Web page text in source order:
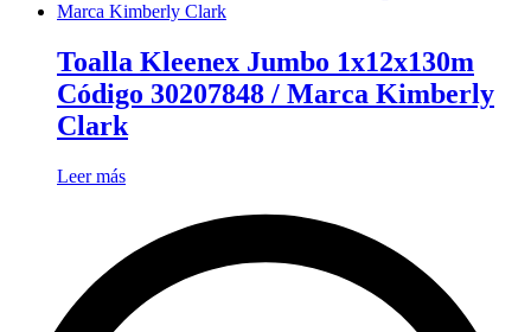
Toalla Kleenex Jumbo 1x12x130m
Código 30207848 / Marca Kimberly
Clark
Leer más